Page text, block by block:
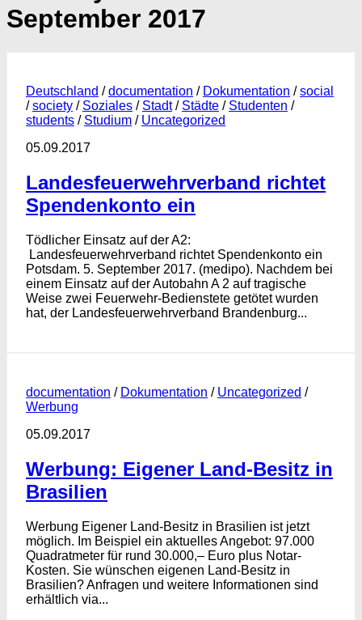
September 2017
Deutschland /documentation / Dokumentation /social
/society / Soziales / Stadt/ Städte / Studenten /
students / Studium / Uncategorized
05.09.2017
Landesfeuerwehrverband richtet
Spendenkonto ein
Tödlicher Einsatz auf der A2:
Landesfeuerwehrverband richtet Spendenkonto ein
Potsdam. 5. September 2017. (medipo). Nachdem bei
einem Einsatz auf der Autobahn A 2 auf tragische
Weise zwei Feuerwehr-Bedienstete getötet wurden
hat, der Landesfeuerwehrverband Brandenburg...
documentation / Dokumentation / Uncategorized /
Werbung
05.09.2017
Werbung: Eigener Land-Besitz in
Brasilien
Werbung Eigener Land-Besitz in Brasilien ist jetzt
möglich. Im Beispiel ein aktuelles Angebot: 97.000
Quadratmeter für rund 30.000,– Euro plus Notar-
Kosten. Sie wünschen eigenen Land-Besitz in
Brasilien? Anfragen und weitere Informationen sind
erhältlich via...